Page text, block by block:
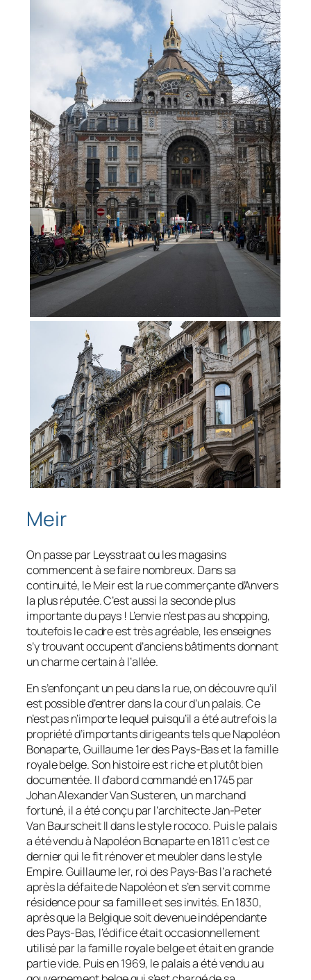
Meir
On passe par Leysstraat ou les magasins
commencent à se faire nombreux. Dans sa
continuité, le Meir est la rue commerçante d’Anvers
la plus réputée. C’est aussi la seconde plus
importante du pays ! L’envie n’est pas au shopping,
toutefois le cadre est très agréable, les enseignes
s’y trouvant occupent d’anciens bâtiments donnant
un charme certain à l’allée.
En s’enfonçant un peu dans la rue, on découvre qu’il
est possible d’entrer dans la cour d’un palais. Ce
n’est pas n’importe lequel puisqu’il a été autrefois la
propriété d’importants dirigeants tels que Napoléon
Bonaparte, Guillaume 1er des Pays-Bas et la famille
royale belge. Son histoire est riche et plutôt bien
documentée. Il d’abord commandé en 1745 par
Johan Alexander Van Susteren, un marchand
fortuné, il a été conçu par l’architecte Jan-Peter
Van Baurscheit II dans le style rococo. Puis le palais
a été vendu à Napoléon Bonaparte en 1811 c’est ce
dernier qui le fit rénover et meubler dans le style
Empire. Guillaume Ier, roi des Pays-Bas l’a racheté
après la défaite de Napoléon et s’en servit comme
résidence pour sa famille et ses invités. En 1830,
après que la Belgique soit devenue indépendante
des Pays-Bas, l’édifice était occasionnellement
utilisé par la famille royale belge et était en grande
partie vide. Puis en 1969, le palais a été vendu au